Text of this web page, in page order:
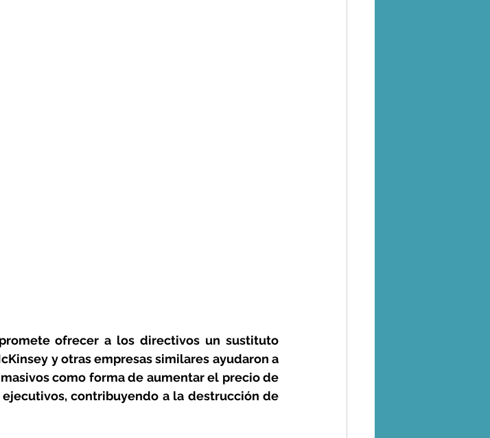
ofrecer a los directivos un sustituto
y otras empresas similares ayudaron a
como forma de aumentar el precio de
contribuyendo a la destrucción de